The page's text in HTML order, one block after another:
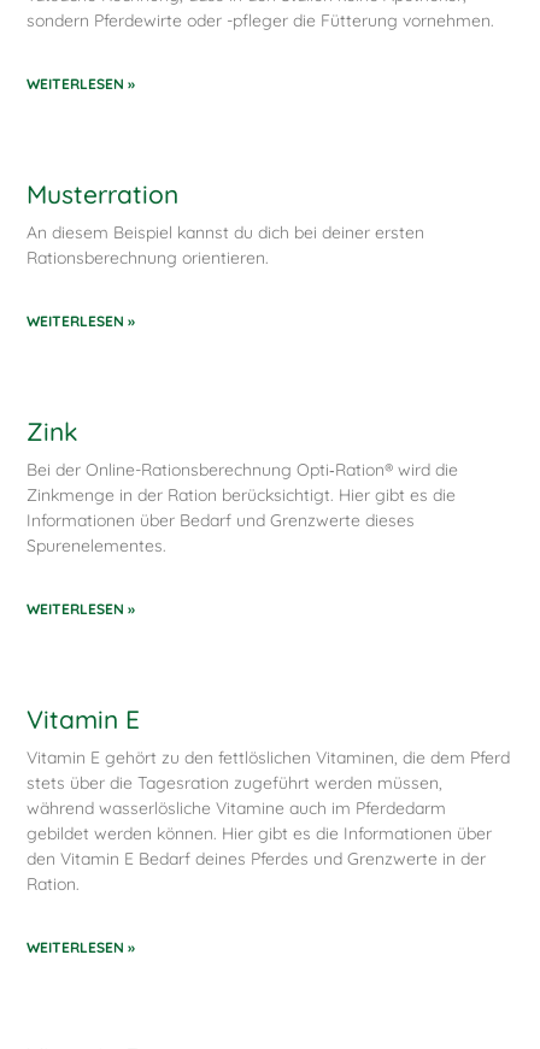
sondern Pferdewirte oder -pfleger die Fütterung vornehmen.
WEITERLESEN »
Musterration
An diesem Beispiel kannst du dich bei deiner ersten
Rationsberechnung orientieren.
WEITERLESEN »
Zink
Bei der Online-Rationsberechnung Opti‑Ration® wird die
Zinkmenge in der Ration berücksichtigt. Hier gibt es die
Informationen über Bedarf und Grenzwerte dieses
Spurenelementes.
WEITERLESEN »
Vitamin E
Vitamin E gehört zu den fettlöslichen Vitaminen, die dem Pferd
stets über die Tagesration zugeführt werden müssen,
während wasserlösliche Vitamine auch im Pferdedarm
gebildet werden können. Hier gibt es die Informationen über
den Vitamin E Bedarf deines Pferdes und Grenzwerte in der
Ration.
WEITERLESEN »